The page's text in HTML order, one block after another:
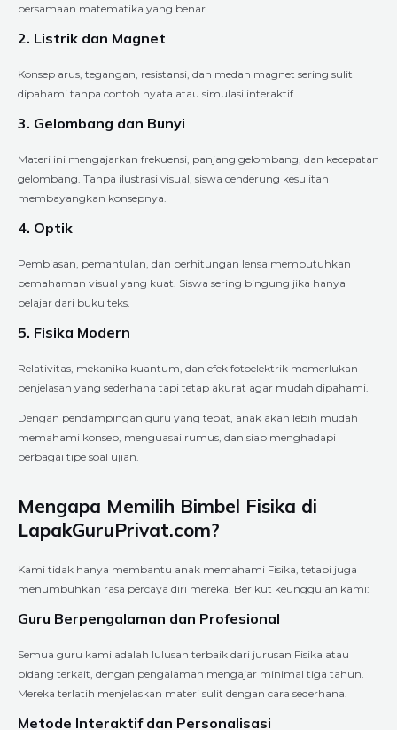
persamaan matematika yang benar.
2. Listrik dan Magnet
Konsep arus, tegangan, resistansi, dan medan magnet sering sulit
dipahami tanpa contoh nyata atau simulasi interaktif.
3. Gelombang dan Bunyi
Materi ini mengajarkan frekuensi, panjang gelombang, dan kecepatan
gelombang. Tanpa ilustrasi visual, siswa cenderung kesulitan
membayangkan konsepnya.
4. Optik
Pembiasan, pemantulan, dan perhitungan lensa membutuhkan
pemahaman visual yang kuat. Siswa sering bingung jika hanya
belajar dari buku teks.
5. Fisika Modern
Relativitas, mekanika kuantum, dan efek fotoelektrik memerlukan
penjelasan yang sederhana tapi tetap akurat agar mudah dipahami.
Dengan pendampingan guru yang tepat, anak akan lebih mudah
memahami konsep, menguasai rumus, dan siap menghadapi
berbagai tipe soal ujian.
Mengapa Memilih Bimbel Fisika di
LapakGuruPrivat.com?
Kami tidak hanya membantu anak memahami Fisika, tetapi juga
menumbuhkan rasa percaya diri mereka. Berikut keunggulan kami:
Guru Berpengalaman dan Profesional
Semua guru kami adalah lulusan terbaik dari jurusan Fisika atau
bidang terkait, dengan pengalaman mengajar minimal tiga tahun.
Mereka terlatih menjelaskan materi sulit dengan cara sederhana.
Metode Interaktif dan Personalisasi